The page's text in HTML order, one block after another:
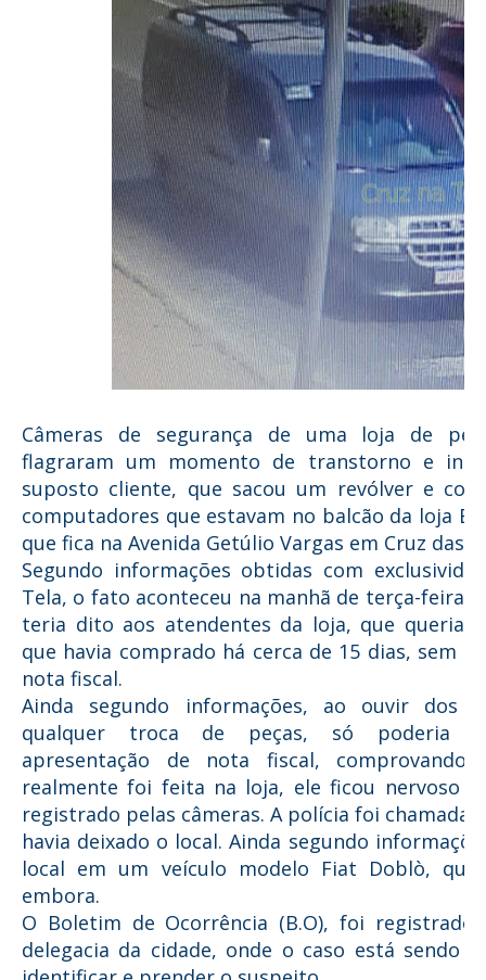
Câmeras de segurança de uma loja de
flagraram um momento de transtorno e
suposto cliente, que sacou um revólver e
computadores que estavam no balcão da loja
que fica na Avenida Getúlio Vargas em Cruz das
Segundo informações obtidas com
Tela, o fato aconteceu na manhã de terça-feira
teria dito aos atendentes da loja, que queria
que havia comprado há cerca de 15 dias, sem
nota fiscal.
Ainda segundo informações, ao ouvir dos
qualquer troca de peças, só poderia
apresentação de nota fiscal,
realmente foi feita na loja, ele ficou nervoso
registrado pelas câmeras. A polícia foi chamada,
havia deixado o local. Ainda segundo
local em um veículo modelo Fiat Doblò,
embora.
O Boletim de Ocorrência (B.O), foi registrado
delegacia da cidade, onde o caso está sendo